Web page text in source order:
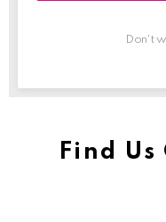
Don't
Find